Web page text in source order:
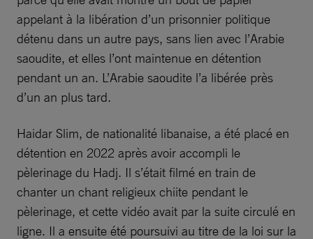
appelant à la libération d’un prisonnier politique
détenu dans un autre pays, sans lien avec l’Arabie
saoudite, et elles l’ont maintenue en détention
pendant un an. L’Arabie saoudite l’a libérée près
d’un an plus tard.
Haidar Slim, de nationalité libanaise, a été placé en
détention en 2022 après avoir accompli le
pèlerinage du Hadj. Il s’était filmé en train de
chanter un chant religieux chiite pendant le
pèlerinage, et cette vidéo avait par la suite circulé en
ligne. Il a ensuite été poursuivi au titre de la loi sur la